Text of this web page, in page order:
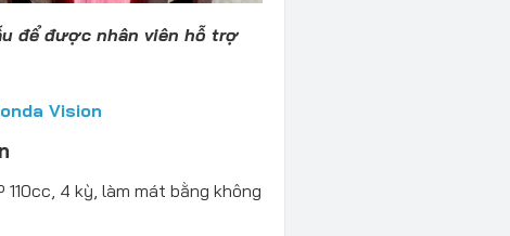
để được nhân viên hỗ trợ
Vision
4 kỳ, làm mát bằng không